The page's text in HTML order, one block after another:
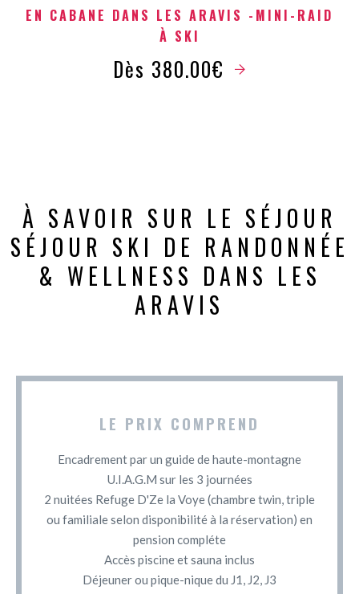
EN CABANE DANS LES ARAVIS -MINI-RAID
À SKI
Dès 380.00€
À SAVOIR SUR LE SÉJOUR
SÉJOUR SKI DE RANDONNÉE
& WELLNESS DANS LES
ARAVIS
LE PRIX COMPREND
Encadrement par un guide de haute-montagne
U.I.A.G.M sur les 3 journées
2 nuitées Refuge D'Ze la Voye (chambre twin, triple
ou familiale selon disponibilité à la réservation) en
pension compléte
Accès piscine et sauna inclus
Déjeuner ou pique-nique du J1, J2, J3